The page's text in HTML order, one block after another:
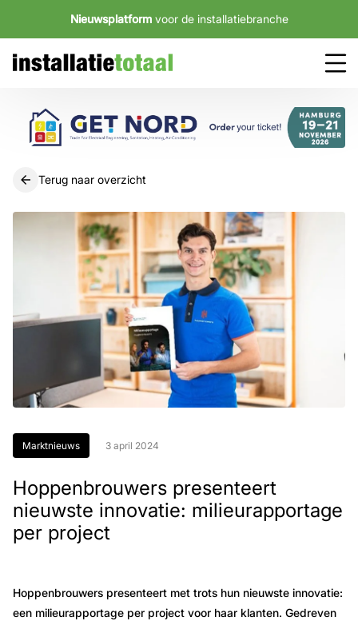
Nieuwsplatform voor de installatiebranche
Terug naar overzicht
Marktnieuws 3 april 2024
Hoppenbrouwers presenteert
nieuwste innovatie: milieurapportage
per project
Hoppenbrouwers presenteert met trots hun nieuwste innovatie:
een milieurapportage per project voor haar klanten. Gedreven